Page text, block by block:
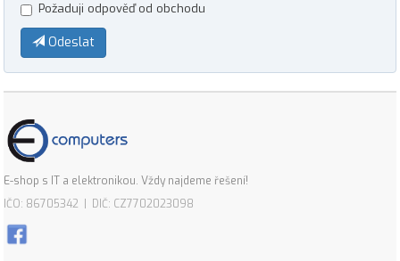
Požaduji odpověď od obchodu
Odeslat
E-shop s IT a elektronikou. Vždy najdeme řešení!
IČO: 86705342 | DIČ: CZ7702023098